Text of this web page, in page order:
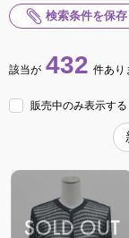
検索条件を保存
該当が 432 件あり
販売中のみ表示する